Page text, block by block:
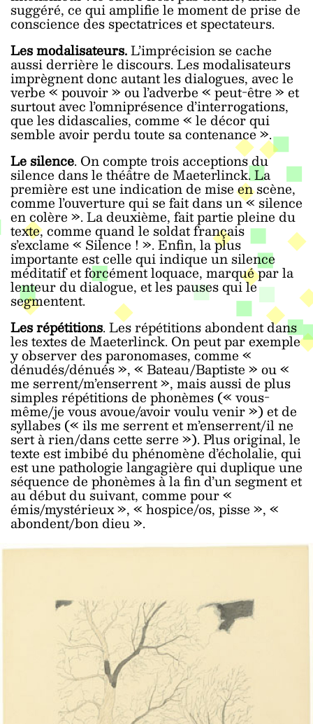
suggéré, ce qui amplifie le moment de prise de
conscience des spectatrices et spectateurs.
Les modalisateurs.L’imprécision se cache
aussi derrière le discours. Les modalisateurs
imprègnent donc autant les dialogues, avec le
verbe « pouvoir » ou l’adverbe « peut-être » et
surtout avec l’omniprésence d’interrogations,
que les didascalies, comme « le décor qui
semble avoir perdu toute sa contenance ».
Le silence. On compte trois acceptions du
silence dans le théâtre de Maeterlinck. La
première est une indication de mise en scène,
comme l’ouverture qui se fait dans un « silence
en colère ». La deuxième, fait partie pleine du
texte, comme quand le soldat français
s’exclame « Silence ! ». Enfin, la plus
importante est celle qui indique un silence
méditatif et forcément loquace, marqué par la
lenteur du dialogue, et les pauses qui le
segmentent.
Les répétitions. Les répétitions abondent dans
les textes de Maeterlinck. On peut par exemple
y observer des paronomases, comme «
dénudés/dénués », « Bateau/Baptiste » ou «
me serrent/m’enserrent », mais aussi de plus
simples répétitions de phonèmes (« vous-
même/je vous avoue/avoir voulu venir ») et de
syllabes (« ils me serrent et m’enserrent/il ne
sert à rien/dans cette serre »). Plus original, le
texte est imbibé du phénomène d’écholalie, qui
est une pathologie langagière qui duplique une
séquence de phonèmes à la fin d’un segment et
au début du suivant, comme pour «
émis/mystérieux », « hospice/os, pisse », «
abondent/bon dieu ».